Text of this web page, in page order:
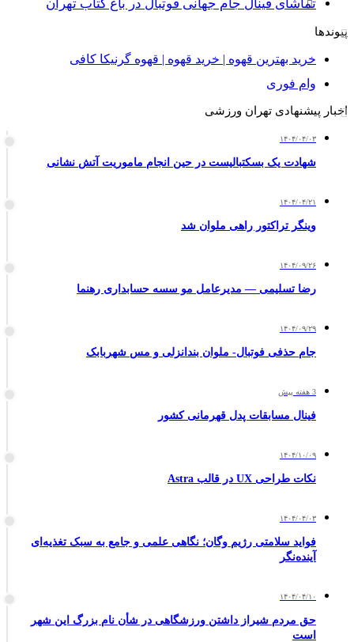
تماشای فینال جام جهانی فوتبال در باغ کتاب تهران
پیوندها
خرید بهترین قهوه | خرید قهوه | قهوه گرنیکا کافی
وام فوری
اخبار پیشنهادی تهران ورزشی
۱۴۰۴/۰۴/۰۳
شهادت یک بسکتبالیست در حین انجام ماموریت آتش نشانی
۱۴۰۴/۰۴/۲۱
وینگر تراکتور راهی ملوان شد
۱۴۰۴/۰۹/۲۶
رضا تسلیمی — مدیرعامل مو سسه حسابداری رهنما
۱۴۰۴/۰۹/۲۹
جام حذفی فوتبال- ملوان بندانزلی و مس شهربابک
3 هفته پیش
فینال مسابقات پدل قهرمانی کشور
۱۴۰۴/۱۰/۰۹
نکات طراحی UX در قالب Astra
۱۴۰۴/۰۴/۰۳
فواید سلامتی رژیم وگان؛ نگاهی علمی و جامع به سبک تغذیه‌ای
آینده‌نگر
۱۴۰۴/۰۴/۱۰
حق مردم شیراز داشتن ورزشگاهی در شأن نام بزرگ این شهر
است